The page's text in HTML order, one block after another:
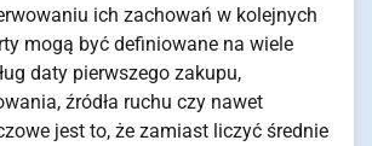
ich zachowań w kolejnych
mogą być definiowane na wiele
daty pierwszego zakupu,
źródła ruchu czy nawet
jest to, że zamiast liczyć średnie